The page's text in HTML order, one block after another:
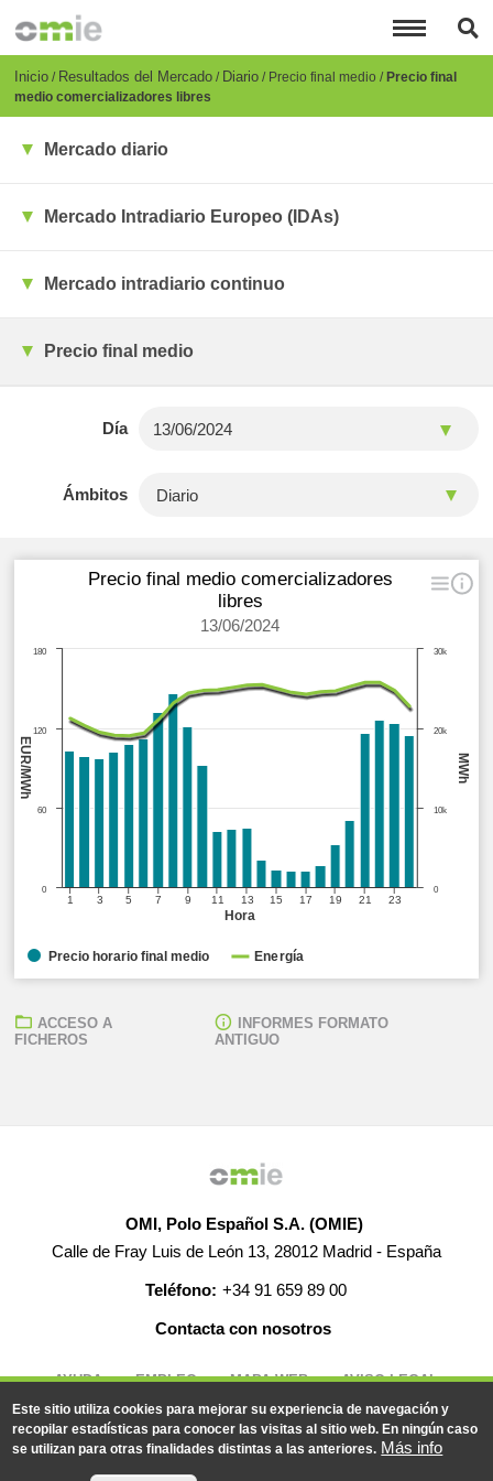
principal
Breadcrumb
Inicio Resultados del Mercado Diario Precio final medio Precio final
medio comercializadores libres
Mercado diario
Mercado Intradiario Europeo (IDAs)
Mercado intradiario continuo
Precio final medio
Día
Ámbitos
Hora
MWh
EUR/MWh
Precio final medio comercializadores
libres
13/06/2024
1 3 5 7 9 11 13 15 17 19 21 23
0
10k
20k
30k
0
60
120
180
Precio horario final medio Energía
ACCESO A
FICHEROS
INFORMES FORMATO
ANTIGUO
OMI, Polo Español S.A. (OMIE)
Calle de Fray Luis de León 13, 28012 Madrid - España
Teléfono: +34 91 659 89 00
Contacta con nosotros
© 2019-2026 - Todos los derechos reservados
AYUDA EMPLEO MAPA WEB AVISO LEGAL
Este sitio utiliza cookies para mejorar su experiencia de navegación y
recopilar estadísticas para conocer las visitas al sitio web. En ningún caso
se utilizan para otras finalidades distintas a las anteriores. Más info